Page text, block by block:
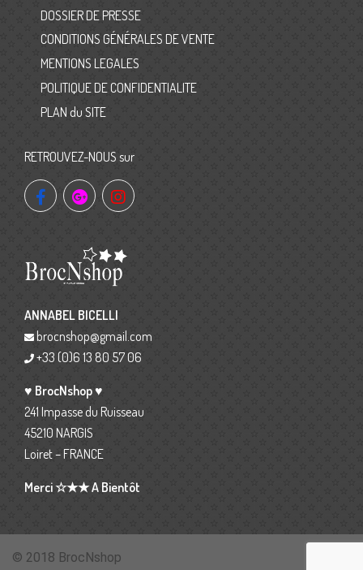
DOSSIER DE PRESSE
CONDITIONS GÉNÉRALES DE VENTE
MENTIONS LEGALES
POLITIQUE DE CONFIDENTIALITE
PLAN du SITE
RETROUVEZ-NOUS sur
ANNABEL BICELLI
brocnshop@gmail.com
+33 (0)6 13 80 57 06
♥ BrocNshop ♥
241 Impasse du Ruisseau
45210 NARGIS
Loiret – FRANCE
Merci ☆★★ A Bientôt
© 2018 BrocNshop